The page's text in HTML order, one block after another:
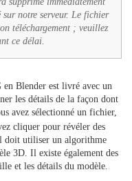
sur notre serveur. Le fichier
téléchargement ; veuillez
ce délai.
Blender est livré avec un
les détails de la façon dont
avez sélectionné un fichier,
cliquer pour révéler des
doit utiliser un algorithme
3D. Il existe également des
et les détails du modèle.